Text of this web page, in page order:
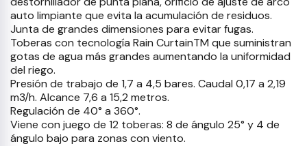
auto limpiante que evita la acumulación de residuos.
Junta de grandes dimensiones para evitar fugas.
Toberas con tecnología Rain CurtainTM que suministran
gotas de agua más grandes aumentando la uniformidad
del riego.
Presión de trabajo de 1,7 a 4,5 bares. Caudal 0,17 a 2,19
m3/h. Alcance 7,6 a 15,2 metros.
Regulación de 40° a 360°.
Viene con juego de 12 toberas: 8 de ángulo 25° y 4 de
ángulo bajo para zonas con viento.